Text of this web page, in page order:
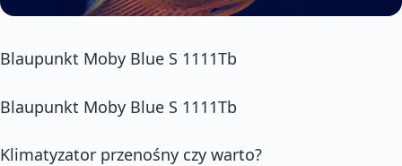
Blaupunkt Moby Blue S 1111Tb
Blaupunkt Moby Blue S 1111Tb
Klimatyzator przenośny czy warto?